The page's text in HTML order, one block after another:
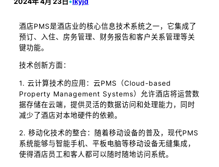
酒店PMS是酒店业的核心信息技术系统之一，它集成了
预订、入住、房务管理、财务报告和客户关系管理等关
键功能。
技术创新方面：
1. 云计算技术的应用：云PMS（Cloud-based
Property Management Systems）允许酒店将运营数
据存储在云端，提供灵活的数据访问和处理能力，同时
减少了酒店对本地硬件的依赖。
2. 移动化技术的整合：随着移动设备的普及，现代PMS
系统能够与智能手机、平板电脑等移动设备无缝集成，
使得酒店员工和客人都可以随时随地访问系统。